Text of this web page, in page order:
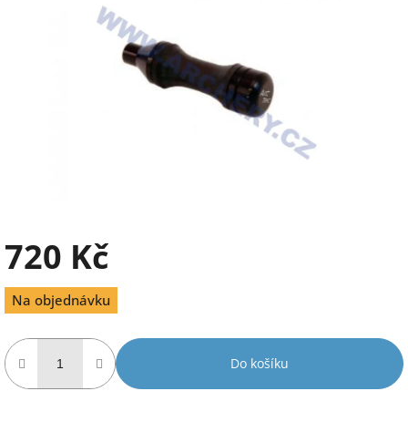
720 Kč
Měrná
cena:
Na objednávku
Do košíku